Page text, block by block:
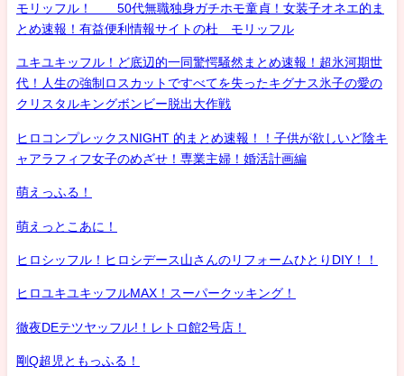
モリッフル！ 50代無職独身ガチホモ童貞！女装子オネエ的ま
とめ速報！有益便利情報サイトの杜 モリッフル
ユキユキッフル！ど底辺的一同驚愕騒然まとめ速報！超氷河期世
代！人生の強制ロスカットですべてを失ったキグナス氷子の愛の
クリスタルキングボンビー脱出大作戦
ヒロコンプレックスNIGHT 的まとめ速報！！子供が欲しいど陰キ
ャアラフィフ女子のめざせ！専業主婦！婚活計画編
萌えっふる！
萌えっとこあに！
ヒロシッフル！ヒロシデース山さんのリフォームひとりDIY！！
ヒロユキユキッフルMAX！スーパークッキング！
徹夜DEテツヤッフル!！レトロ館2号店！
剛Q超児ともっふる！